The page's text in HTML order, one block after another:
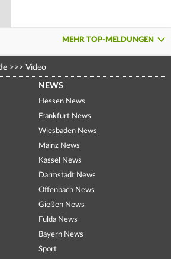
MEHR TOP-MELDUNGEN
>>> Video
NEWS
Hessen News
Frankfurt News
Wiesbaden News
Mainz News
Kassel News
Darmstadt News
Offenbach News
Gießen News
Fulda News
Bayern News
Sport